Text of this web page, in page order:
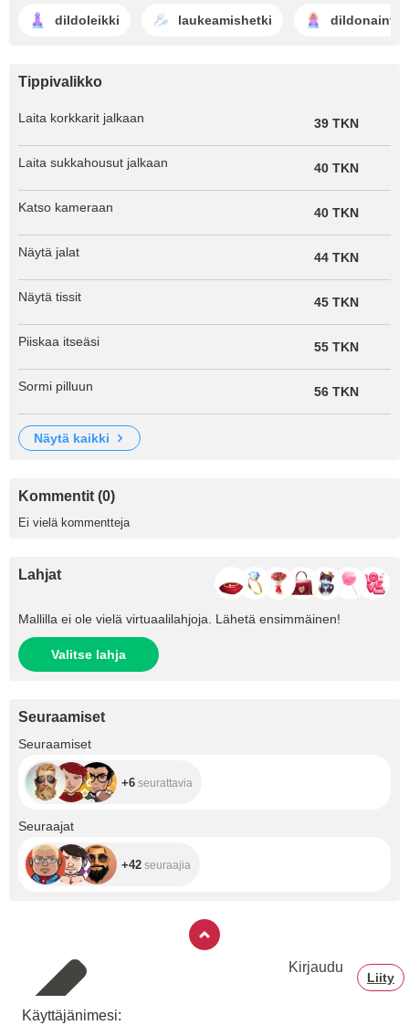
dildoleikki laukeamishetki dildonainti
Tippivalikko
Laita korkkarit jalkaan 39 TKN
Laita sukkahousut jalkaan 40 TKN
Katso kameraan 40 TKN
Näytä jalat 44 TKN
Näytä tissit 45 TKN
Piiskaa itseäsi 55 TKN
Sormi pilluun 56 TKN
näytä kaikki
Kommentit (0)
Ei vielä kommentteja
Lahjat
Mallilla ei ole vielä virtuaalilahjoja. Lähetä ensimmäinen!
Valitse lahja
Seuraamiset
Seuraamiset
+6 seurattavia
Seuraajat
+42 seuraajia
Kirjaudu
Liity
Käyttäjänimesi: